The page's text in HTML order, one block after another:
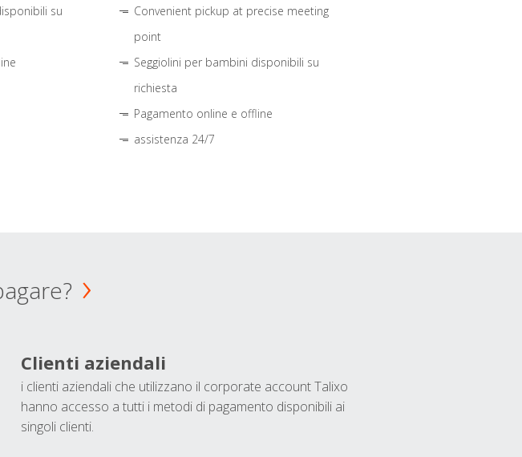
su
Convenient pickup at precise meeting
point
Seggiolini per bambini disponibili su
richiesta
Pagamento online e offline
assistenza 24/7
Clienti aziendali
i clienti aziendali che utilizzano il corporate account Talixo
hanno accesso a tutti i metodi di pagamento disponibili ai
singoli clienti.